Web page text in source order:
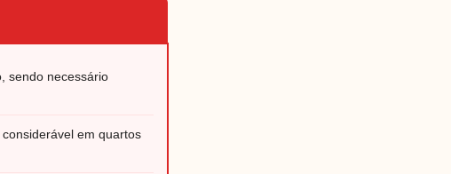
sendo necessário
em quartos